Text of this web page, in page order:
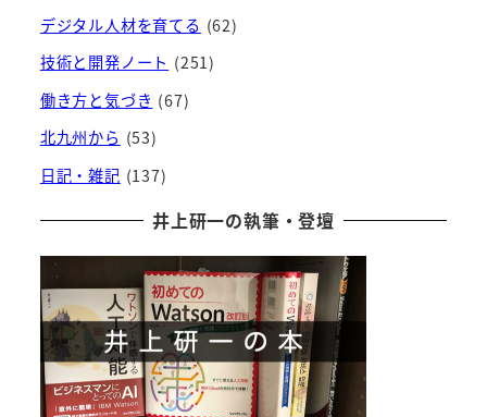
デジタル人材を育てる (62)
技術と開発ノート (251)
働き方と気づき (67)
北九州から (53)
日記・雑記 (137)
井上研一の執筆・登壇